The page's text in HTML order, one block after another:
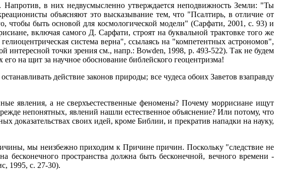
в них недвусмысленно утверждается неподвижность Земли: "Ты
объясняют это высказывание тем, что "Псалтирь, в отличие от
чтобы быть основой для космологической модели" (Сарфати, 2001, с. 93) и
включая самого Д. Сарфати, строят на буквальной трактовке того же
система верна", ссылаясь на "компетентных астрономов",
интересной точки зрения см., напр.: Bowden, 1998, p. 493-522). Так не будем
на щит за научное обоснование библейского геоцентризма!
действие законов природы; все чудеса обоих Заветов взаправду
явления, а не сверхъестественные феномены? Почему моррисиане ищут
непонятных, явлений нашли естественное объяснение? Или потому, что
доказательствах своих идей, кроме Библии, и прекратив нападки на науку,
мы неизбежно приходим к Причине причин. Поскольку "следствие не
пространства должна быть бесконечной, вечного времени -
1995, с. 27-30).